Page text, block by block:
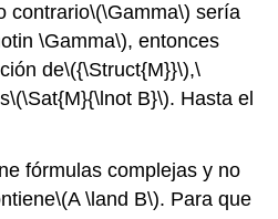
contrario\(\Gamma\) sería
\Gamma\), entonces
de\({\Struct{M}}\),\
\(\Sat{M}{\lnot B}\). Hasta el
fórmulas complejas y no
\(A \land B\). Para que